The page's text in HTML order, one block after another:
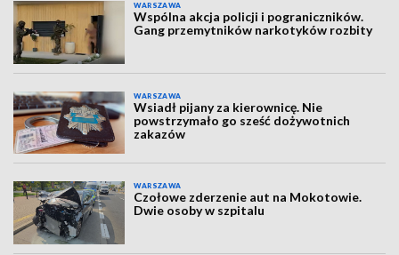
WARSZAWA
Wspólna akcja policji i pograniczników.
Gang przemytników narkotyków rozbity
WARSZAWA
Wsiadł pijany za kierownicę. Nie
powstrzymało go sześć dożywotnich
zakazów
WARSZAWA
Czołowe zderzenie aut na Mokotowie.
Dwie osoby w szpitalu